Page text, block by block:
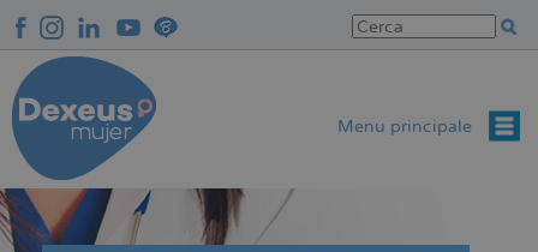
contenuto
principale
Menu principale